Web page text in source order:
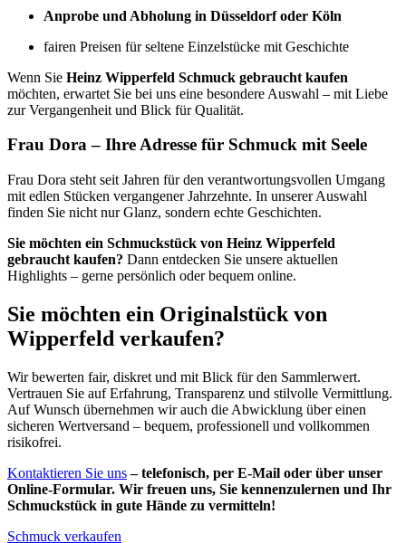
Anprobe und Abholung in Düsseldorf oder Köln
fairen Preisen für seltene Einzelstücke mit Geschichte
Wenn Sie Heinz Wipperfeld Schmuck gebraucht kaufen
möchten, erwartet Sie bei uns eine besondere Auswahl – mit Liebe
zur Vergangenheit und Blick für Qualität.
Frau Dora – Ihre Adresse für Schmuck mit Seele
Frau Dora steht seit Jahren für den verantwortungsvollen Umgang
mit edlen Stücken vergangener Jahrzehnte. In unserer Auswahl
finden Sie nicht nur Glanz, sondern echte Geschichten.
Sie möchten ein Schmuckstück von Heinz Wipperfeld
gebraucht kaufen? Dann entdecken Sie unsere aktuellen
Highlights – gerne persönlich oder bequem online.
Sie möchten ein Originalstück von
Wipperfeld verkaufen?
Wir bewerten fair, diskret und mit Blick für den Sammlerwert.
Vertrauen Sie auf Erfahrung, Transparenz und stilvolle Vermittlung.
Auf Wunsch übernehmen wir auch die Abwicklung über einen
sicheren Wertversand – bequem, professionell und vollkommen
risikofrei.
Kontaktieren Sie uns– telefonisch, per E-Mail oder über unser
Online-Formular. Wir freuen uns, Sie kennenzulernen und Ihr
Schmuckstück in gute Hände zu vermitteln!
Schmuck verkaufen